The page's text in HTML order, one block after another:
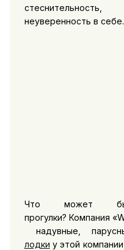
неуверенность в себе.
Что может
прогулки? Компания
надувные,
лодки у этой